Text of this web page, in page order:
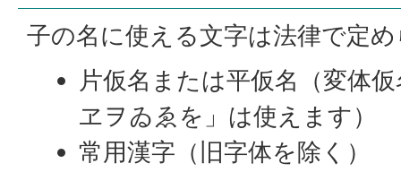
子の名に使える文字は法律で定
片仮名または平仮名（変体
ヱヲゐゑを」は使えます）
常用漢字（旧字体を除く）